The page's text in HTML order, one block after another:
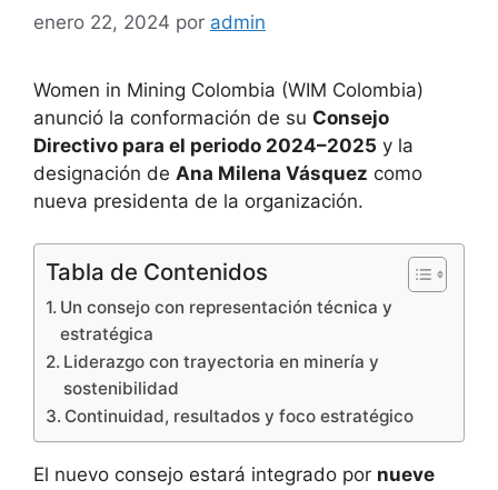
enero 22, 2024 por admin
Women in Mining Colombia (WIM Colombia)
anunció la conformación de su Consejo
Directivo para el periodo 2024–2025 y la
designación de Ana Milena Vásquez como
nueva presidenta de la organización.
Tabla de Contenidos
Un consejo con representación técnica y
estratégica
Liderazgo con trayectoria en minería y
sostenibilidad
Continuidad, resultados y foco estratégico
El nuevo consejo estará integrado por nueve